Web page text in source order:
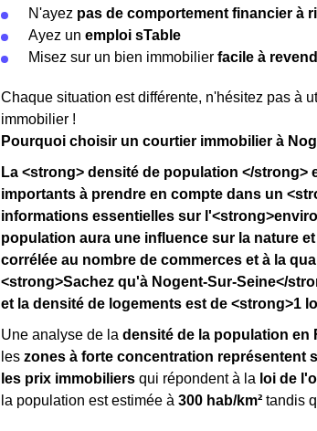
N'ayez pas de comportement financier à
Ayez un emploi sTable
Misez sur un bien immobilier facile à
Chaque situation est différente, n'hésitez pas à
immobilier !
Pourquoi choisir un courtier immobilier à
La <strong> densité de population </
importants à prendre en compte dans un
informations essentielles sur
population aura une influence sur la nature
corrélée au nombre de commerces et à la
<strong>Sachez qu'à Nogent-Sur-Seine</
et la densité de logements est de <strong>1
Une analyse de la densité de la population en
les zones à forte concentration représentent
les prix immobiliers qui répondent à la loi de
la population est estimée à 300 hab/km² tandis